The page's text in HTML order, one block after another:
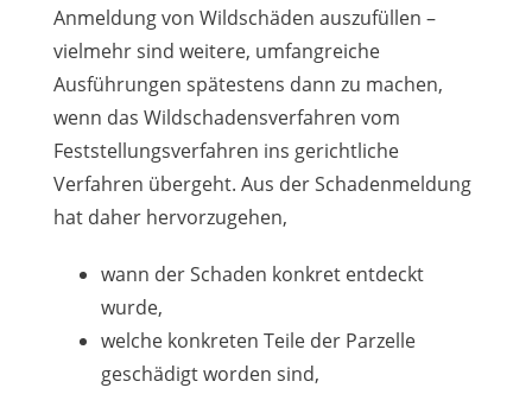
Anmeldung von Wildschäden auszufüllen –
vielmehr sind weitere, umfangreiche
Ausführungen spätestens dann zu machen,
wenn das Wildschadensverfahren vom
Feststellungsverfahren ins gerichtliche
Verfahren übergeht. Aus der Schadenmeldung
hat daher hervorzugehen,
wann der Schaden konkret entdeckt
wurde,
welche konkreten Teile der Parzelle
geschädigt worden sind,